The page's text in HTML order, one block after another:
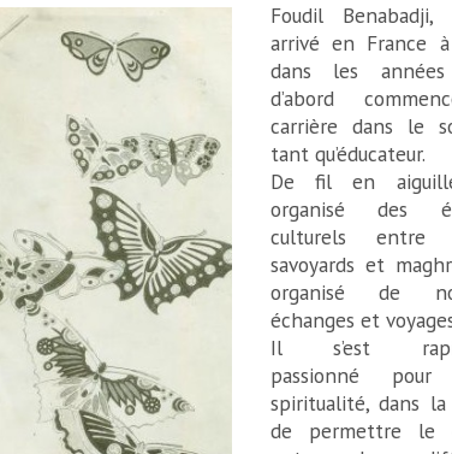
Foudil Benabadji,
arrivé en France
dans les
d’abord
carrière dans le
tant qu’éducateur.
De fil en
organisé des
culturels entre
savoyards et
organisé de
échanges et
Il s’est
passionné pour
spiritualité, dans
de permettre le